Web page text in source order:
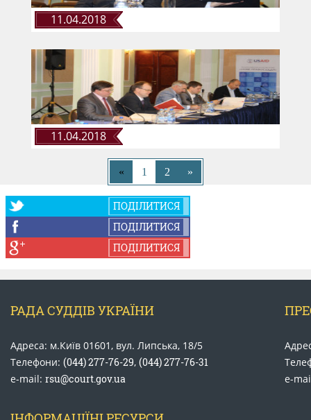
11.04.2018
11.04.2018
« 1 2 »
ПОДІЛИТИСЯ
ПОДІЛИТИСЯ
ПОДІЛИТИСЯ
РАДА СУДДІВ УКРАЇНИ
Адреса: м.Київ 01601, вул. Липська, 18/5
Телефони: (044) 277-76-29, (044) 277-76-31
e-mail: rsu@court.gov.ua
e-